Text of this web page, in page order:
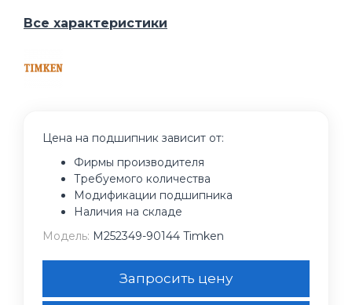
Все характеристики
Цена на подшипник зависит от:
Фирмы производителя
Требуемого количества
Модификации подшипника
Наличия на складе
Модель: M252349-90144 Timken
Запросить цену